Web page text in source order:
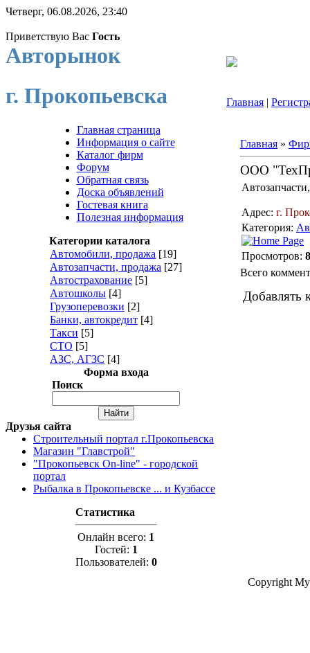
Четверг, 06.08.2026, 23:40
Приветствую Вас Гость
Авторынок
г. Прокопьевска
Главная |
Главная страница
Информация о сайте
Каталог фирм
Форум
Обратная связь
Доска объявлений
Гостевая книга
Полезная информация
Категории каталога
Автомобили, продажа [19]
Автозапчасти, продажа [27]
Автострахование [5]
Автошколы [4]
Грузоперевозки [2]
Банки, автокредит [4]
Такси [5]
СТО [5]
АЗС, АГЗС [4]
Форма входа
Поиск
Друзья сайта
Строительный портал г.Прокопьевска
Магазин "Главстрой"
"Прокопьевск On-line" - городской
портал
Рыбалка в Прокопьевске ... и Кузбассе
Статистика
Онлайн всего: 1
Гостей: 1
Пользователей: 0
Главная »
ООО
Адрес: г.
Категория:
Просмотров:
Всего
Добавлять
Copyright